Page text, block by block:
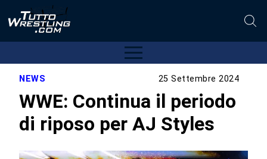
NEWS 25 Settembre 2024
WWE: Continua il periodo
di riposo per AJ Styles